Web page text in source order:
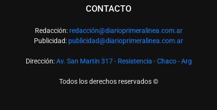
CONTACTO
Redacción: redacción@diarioprimeralinea.com.ar
Publicidad: publicidad@diarioprimeralinea.com.ar
Dirección:Av. San Martín 317 - Resistencia - Chaco - Arg
Todos los derechos reservados ©